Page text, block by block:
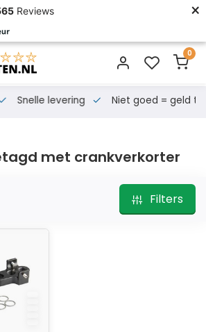
Reviews ×
0
Snelle levering Niet goed = geld
met crankverkorter
Filters